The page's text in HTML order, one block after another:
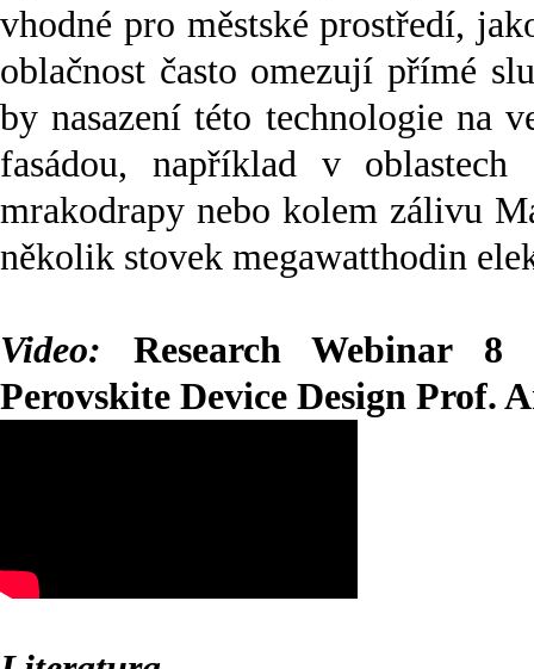
vhodné pro městské prostředí,
oblačnost často omezují přímé
by nasazení této technologie na
fasádou, například v
mrakodrapy nebo kolem zálivu
několik stovek megawatthodin
Video: Research Webinar 8
Perovskite Device Design Prof.